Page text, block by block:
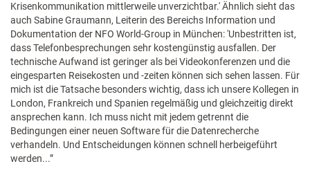
Krisenkommunikation mittlerweile unverzichtbar.' Ähnlich sieht das
auch Sabine Graumann, Leiterin des Bereichs Information und
Dokumentation der NFO World-Group in München: 'Unbestritten ist,
dass Telefonbesprechungen sehr kostengünstig ausfallen. Der
technische Aufwand ist geringer als bei Videokonferenzen und die
eingesparten Reisekosten und -zeiten können sich sehen lassen. Für
mich ist die Tatsache besonders wichtig, dass ich unsere Kollegen in
London, Frankreich und Spanien regelmäßig und gleichzeitig direkt
ansprechen kann. Ich muss nicht mit jedem getrennt die
Bedingungen einer neuen Software für die Datenrecherche
verhandeln. Und Entscheidungen können schnell herbeigeführt
werden...”